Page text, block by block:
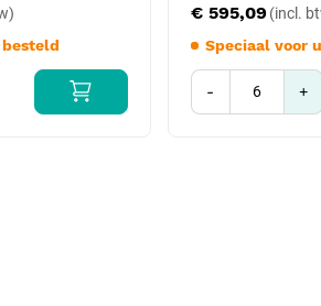
Maxi meisjes 5,7 x 8 cm
. Voor gevoelige huid
er deOpticlude Silicone
-variant met
per 100 stuks. Opticlude wordt
€ 595,09
Speciaal voor
- +